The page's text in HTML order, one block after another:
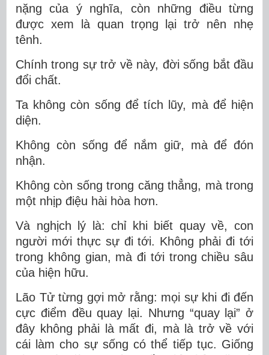
nặng của ý nghĩa, còn những điều từng
được xem là quan trọng lại trở nên nhẹ
tênh.
Chính trong sự trở về này, đời sống bắt đầu
đổi chất.
Ta không còn sống để tích lũy, mà để hiện
diện.
Không còn sống để nắm giữ, mà để đón
nhận.
Không còn sống trong căng thẳng, mà trong
một nhịp điệu hài hòa hơn.
Và nghịch lý là: chỉ khi biết quay về, con
người mới thực sự đi tới. Không phải đi tới
trong không gian, mà đi tới trong chiều sâu
của hiện hữu.
Lão Tử từng gợi mở rằng: mọi sự khi đi đến
cực điểm đều quay lại. Nhưng “quay lại” ở
đây không phải là mất đi, mà là trở về với
cái làm cho sự sống có thể tiếp tục. Giống